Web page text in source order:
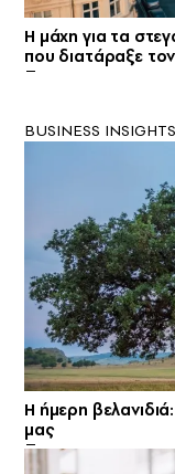
Η μάχη για τα
που διατάραξε
BUSINESS INSIGHTS
Η ήμερη
μας